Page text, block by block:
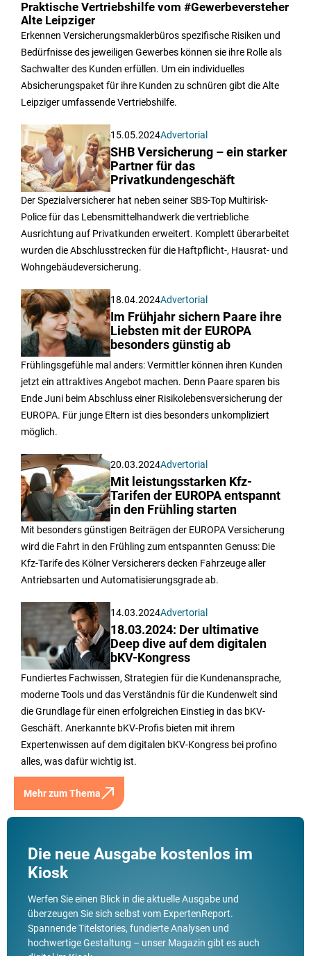
Praktische Vertriebshilfe vom #Gewerbeversteher
Alte Leipziger
Erkennen Versicherungsmaklerbüros spezifische Risiken und
Bedürfnisse des jeweiligen Gewerbes können sie ihre Rolle als
Sachwalter des Kunden erfüllen. Um ein individuelles
Absicherungspaket für ihre Kunden zu schnüren gibt die Alte
Leipziger umfassende Vertriebshilfe.
15.05.2024Advertorial
SHB Versicherung – ein starker
Partner für das
Privatkundengeschäft
Der Spezialversicherer hat neben seiner SBS-Top Multirisk-
Police für das Lebensmittelhandwerk die vertriebliche
Ausrichtung auf Privatkunden erweitert. Komplett überarbeitet
wurden die Abschlusstrecken für die Haftpflicht-, Hausrat- und
Wohngebäudeversicherung.
18.04.2024Advertorial
Im Frühjahr sichern Paare ihre
Liebsten mit der EUROPA
besonders günstig ab
Frühlingsgefühle mal anders: Vermittler können ihren Kunden
jetzt ein attraktives Angebot machen. Denn Paare sparen bis
Ende Juni beim Abschluss einer Risikolebensversicherung der
EUROPA. Für junge Eltern ist dies besonders unkompliziert
möglich.
20.03.2024Advertorial
Mit leistungsstarken Kfz-
Tarifen der EUROPA entspannt
in den Frühling starten
Mit besonders günstigen Beiträgen der EUROPA Versicherung
wird die Fahrt in den Frühling zum entspannten Genuss: Die
Kfz-Tarife des Kölner Versicherers decken Fahrzeuge aller
Antriebsarten und Automatisierungsgrade ab.
14.03.2024Advertorial
18.03.2024: Der ultimative
Deep dive auf dem digitalen
bKV-Kongress
Fundiertes Fachwissen, Strategien für die Kundenansprache,
moderne Tools und das Verständnis für die Kundenwelt sind
die Grundlage für einen erfolgreichen Einstieg in das bKV-
Geschäft. Anerkannte bKV-Profis bieten mit ihrem
Expertenwissen auf dem digitalen bKV-Kongress bei profino
alles, was dafür wichtig ist.
Mehr zum Thema
Die neue Ausgabe kostenlos im
Kiosk
Werfen Sie einen Blick in die aktuelle Ausgabe und
überzeugen Sie sich selbst vom ExpertenReport.
Spannende Titelstories, fundierte Analysen und
hochwertige Gestaltung – unser Magazin gibt es auch